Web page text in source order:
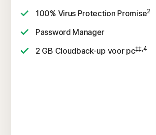
100% Virus Protection Promise2
Password Manager
2 GB Cloudback-up voor pc‡‡,4